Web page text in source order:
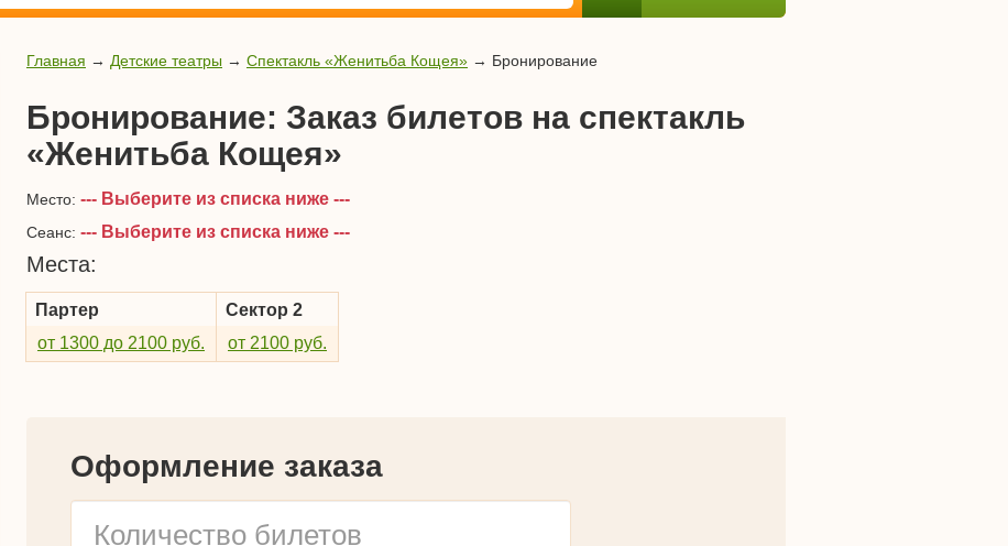
Главная → Детские театры → Спектакль «Женитьба Кощея» → Бронирование
Бронирование: Заказ билетов на спектакль
«Женитьба Кощея»
Место: --- Выберите из списка ниже ---
Сеанс: --- Выберите из списка ниже ---
Места:
Партер
от 1300 до 2100 руб.
Сектор 2
от 2100 руб.
Оформление заказа